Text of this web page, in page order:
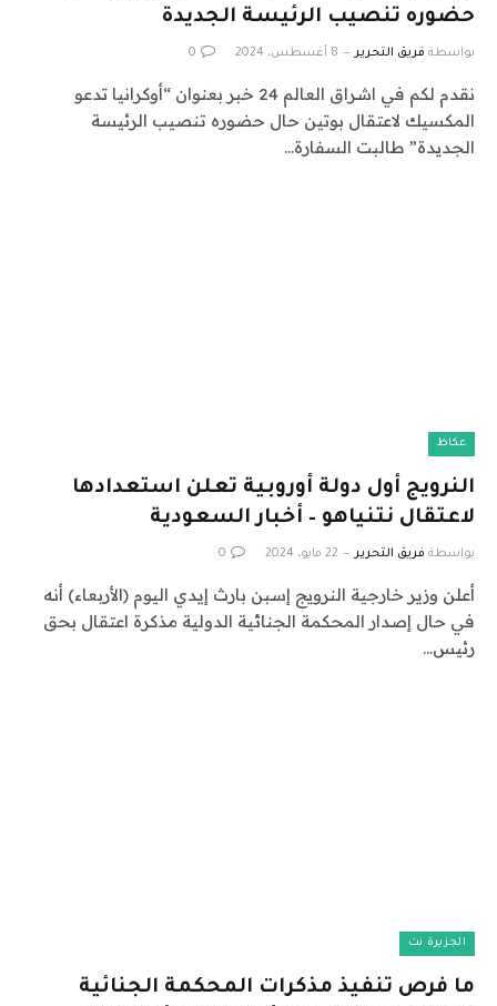
حضوره تنصيب الرئيسة الجديدة
بواسطة فريق التحرير 8 أغسطس، 2024 0
نقدم لكم في اشراق العالم 24 خبر بعنوان “أوكرانيا تدعو
المكسيك لاعتقال بوتين حال حضوره تنصيب الرئيسة
الجديدة” طالبت السفارة…
عكاظ
النرويج أول دولة أوروبية تعلن استعدادها
لاعتقال نتنياهو – أخبار السعودية
بواسطة فريق التحرير 22 مايو، 2024 0
أعلن وزير خارجية النرويج إسبن بارث إيدي اليوم (الأربعاء) أنه
في حال إصدار المحكمة الجنائية الدولية مذكرة اعتقال بحق
رئيس…
الجزيرة نت
ما فرص تنفيذ مذكرات المحكمة الجنائية